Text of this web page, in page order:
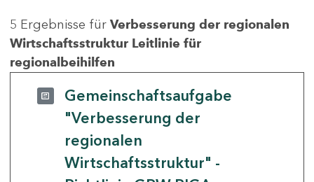
5 Ergebnisse für Verbesserung der regionalen
Wirtschaftsstruktur Leitlinie für
regionalbeihilfen
Gemeinschaftsaufgabe
"Verbesserung der
regionalen
Wirtschaftsstruktur" -